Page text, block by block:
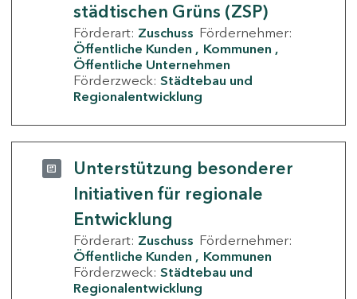
städtischen Grüns (ZSP)
Förderart: Zuschuss Fördernehmer:
Öffentliche Kunden
Kommunen
Öffentliche Unternehmen
Förderzweck: Städtebau und
Regionalentwicklung
Unterstützung besonderer
Initiativen für regionale
Entwicklung
Förderart: Zuschuss Fördernehmer:
Öffentliche Kunden
Kommunen
Förderzweck: Städtebau und
Regionalentwicklung